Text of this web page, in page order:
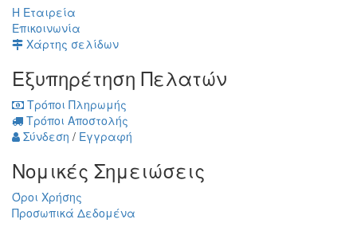
Η Εταιρεία
Επικοινωνία
Χάρτης σελίδων
Εξυπηρέτηση Πελατών
Τρόποι Πληρωμής
Τρόποι Αποστολής
Σύνδεση / Εγγραφή
Νομικές Σημειώσεις
Όροι Χρήσης
Προσωπικά Δεδομένα